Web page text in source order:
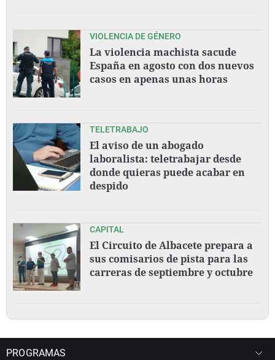
VIOLENCIA DE GÉNERO
La violencia machista sacude
España en agosto con dos nuevos
casos en apenas unas horas
TELETRABAJO
El aviso de un abogado
laboralista: teletrabajar desde
donde quieras puede acabar en
despido
CAPITAL
El Circuito de Albacete prepara a
sus comisarios de pista para las
carreras de septiembre y octubre
PROGRAMAS